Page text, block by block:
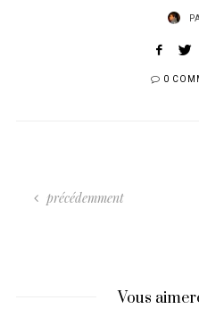
0
précédemment
Vous